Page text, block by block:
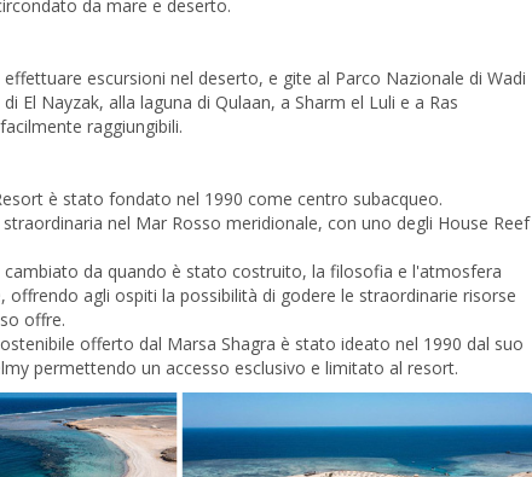
da mare e deserto.
escursioni nel deserto, e gite al Parco Nazionale di Wadi
El Nayzak, alla laguna di Qulaan, a Sharm el Luli e a Ras
raggiungibili.
è stato fondato nel 1990 come centro subacqueo.
nel Mar Rosso meridionale, con uno degli House Reef
cambiato da quando è stato costruito, la filosofia e l'atmosfera
offrendo agli ospiti la possibilità di godere le straordinarie risorse
offre.
offerto dal Marsa Shagra è stato ideato nel 1990 dal suo
permettendo un accesso esclusivo e limitato al resort.